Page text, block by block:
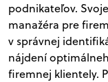
podnikateľov.
manažéra pre
v správnej
nájdení
firemnej klientely.